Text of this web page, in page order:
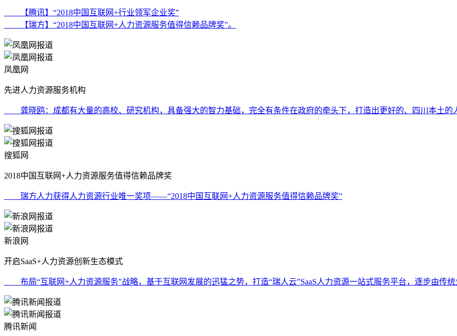
【腾讯】“2018中国互联网+行业领军企业奖”
【瑞方】“2018中国互联网+人力资源服务值得信赖品牌奖”。
凤凰网
先进人力资源服务机构
龚晓鸥：成都有大量的高校、研究机构，具备强大的智力基础，完全有条件在政府的牵头下，打造出更好的、四川本土的
搜狐网
2018中国互联网+人力资源服务值得信赖品牌奖
瑞方人力获得人力资源行业唯一奖项——“2018中国互联网+人力资源服务值得信赖品牌奖”
新浪网
开启SaaS+人力资源创新生态模式
布局“互联网+人力资源服务”战略，基于互联网发展的迅猛之势，打造“瑞人云”SaaS人力资源一站式服务平台，逐步由传
腾讯新闻